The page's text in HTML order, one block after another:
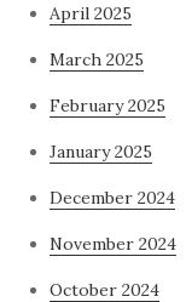
April 2025
March 2025
February 2025
January 2025
December 2024
November 2024
October 2024